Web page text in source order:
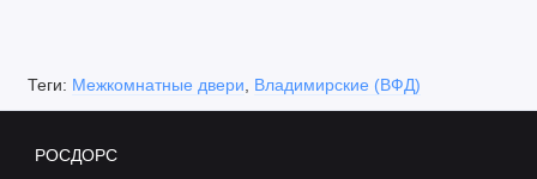
Теги: Межкомнатные двери Владимирские (ВФД)
РОСДОРС